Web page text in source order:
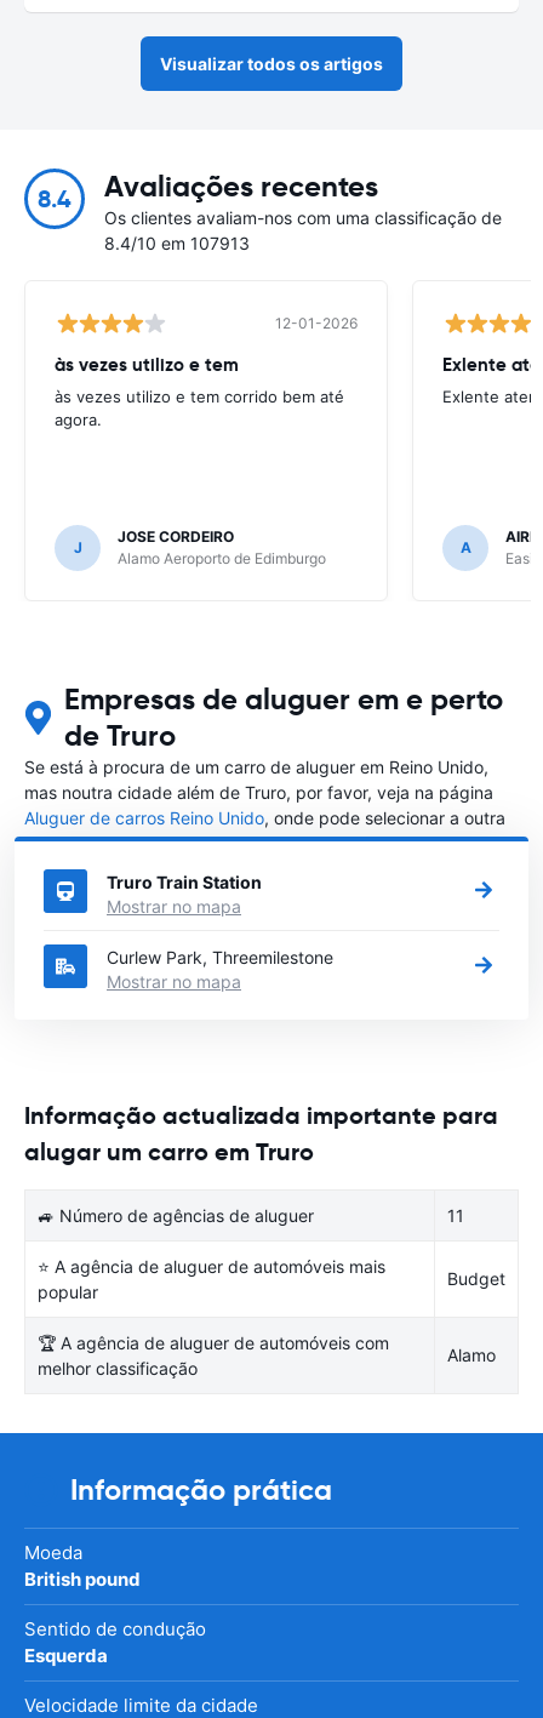
Visualizar todos os artigos
8.4 Avaliações recentes
Os clientes avaliam-nos com uma classificação de
8.4/10 em 107913
12-01-2026
às vezes utilizo e tem
às vezes utilizo e tem corrido bem até
agora.
J
JOSE CORDEIRO
Alamo Aeroporto de Edimburgo
Exlente
Exlente
A
Empresas de aluguer em e perto
de Truro
Se está à procura de um carro de aluguer em Reino Unido,
mas noutra cidade além de Truro, por favor, veja na página
Aluguer de carros Reino Unido, onde pode selecionar a outra
cidade em Reino Unido que gostaria de alugar um carro
Truro Train Station
Mostrar no mapa
Curlew Park, Threemilestone
Mostrar no mapa
Informação actualizada importante para
alugar um carro em Truro
🚙 Número de agências de aluguer 11
⭐ A agência de aluguer de automóveis mais
popular
Budget
🏆 A agência de aluguer de automóveis com
melhor classificação
Alamo
Informação prática
Moeda
British pound
Sentido de condução
Esquerda
Velocidade limite da cidade